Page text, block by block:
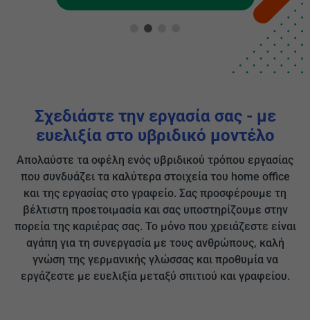
Σχεδιάστε την εργασία σας - με
ευελιξία στο υβριδικό μοντέλο
Απολαύστε τα οφέλη ενός υβριδικού τρόπου εργασίας
που συνδυάζει τα καλύτερα στοιχεία του home office
και της εργασίας στο γραφείο. Σας προσφέρουμε τη
βέλτιστη προετοιμασία και σας υποστηρίζουμε στην
πορεία της καριέρας σας. Το μόνο που χρειάζεστε είναι
αγάπη για τη συνεργασία με τους ανθρώπους, καλή
γνώση της γερμανικής γλώσσας και προθυμία να
εργάζεστε με ευελιξία μεταξύ σπιτιού και γραφείου.